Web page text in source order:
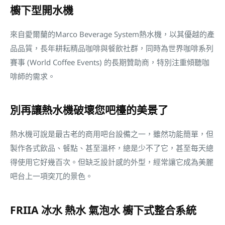
櫥下型開水機
來自愛爾蘭的Marco Beverage System熱水機，以其優越的產
品品質，長年耕耘精品咖啡與餐飲社群，同時為世界咖啡系列
賽事 (World Coffee Events) 的長期贊助商，特別注重傾聽咖
啡師的需求。
別再讓熱水機破壞您吧檯的美景了
熱水機可說是最古老的商用吧台設備之一，雖然功能簡單，但
製作各式飲品、餐點、甚至溫杯，總是少不了它，甚至每天總
得使用它好幾百次。但缺乏設計感的外型，經常讓它成為美麗
吧台上一項突兀的景色。
FRIIA 冰水 熱水 氣泡水 櫥下式整合系統